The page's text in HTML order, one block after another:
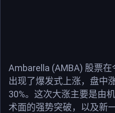
Ambarella (AMBA) 股票在
出现了爆发式上涨，盘中
30%。这次大涨主要是由
术面的强势突破，以及新